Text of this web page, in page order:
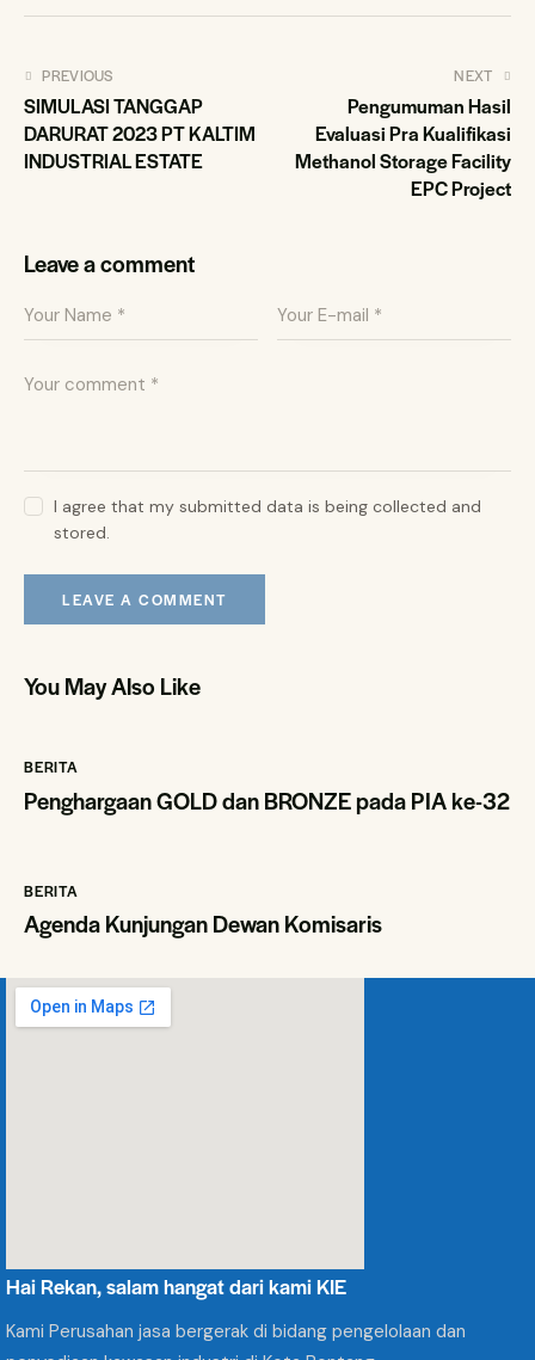
Post
navigation
PREVIOUS
SIMULASI TANGGAP
DARURAT 2023 PT KALTIM
INDUSTRIAL ESTATE
NEXT
Pengumuman Hasil
Evaluasi Pra Kualifikasi
Methanol Storage Facility
EPC Project
Leave a comment
I agree that my submitted data is being collected and
stored.
You May Also Like
BERITA
Penghargaan GOLD dan BRONZE pada PIA ke-32
BERITA
Agenda Kunjungan Dewan Komisaris
Hai Rekan, salam hangat dari kami KIE
Kami Perusahan jasa bergerak di bidang pengelolaan dan